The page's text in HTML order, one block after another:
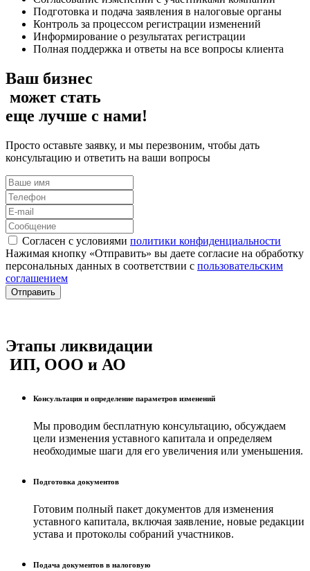
Подготовка и подача заявления в налоговые органы
Контроль за процессом регистрации изменений
Информирование о результатах регистрации
Полная поддержка и ответы на все вопросы клиента
Ваш бизнес
может стать
еще лучше с нами!
Просто оставьте заявку, и мы перезвоним, чтобы дать
консультацию и ответить на ваши вопросы
Согласен с условиями политики конфиденциальности
Нажимая кнопку «Отправить» вы даете согласие на обработку
персональных данных в соответствии с пользовательским
соглашением
Отправить
Этапы ликвидации
ИП, ООО и АО
Консультация и определение параметров изменений
Мы проводим бесплатную консультацию, обсуждаем
цели изменения уставного капитала и определяем
необходимые шаги для его увеличения или уменьшения.
Подготовка документов
Готовим полный пакет документов для изменения
уставного капитала, включая заявление, новые редакции
устава и протоколы собраний участников.
Подача документов в налоговую